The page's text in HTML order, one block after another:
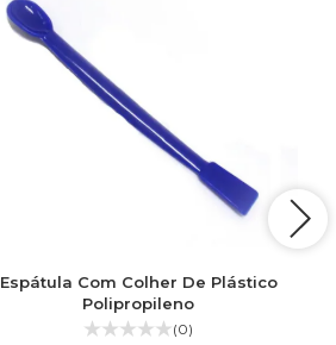
Espátula Com Colher De Plástico
Polipropileno
(0)